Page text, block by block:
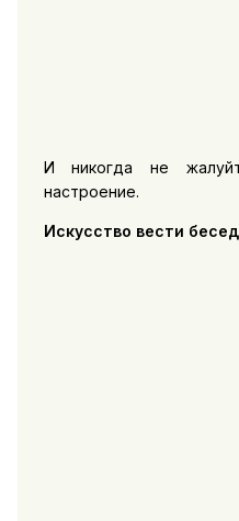
И никогда не
настроение.
Искусство вести